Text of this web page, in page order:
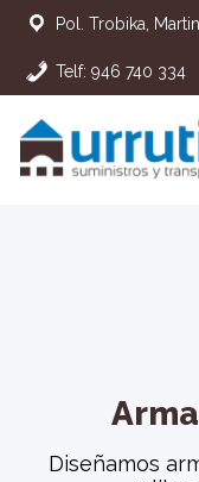
Pol. Trobika,
Telf: 946 740 334
Diseñamos